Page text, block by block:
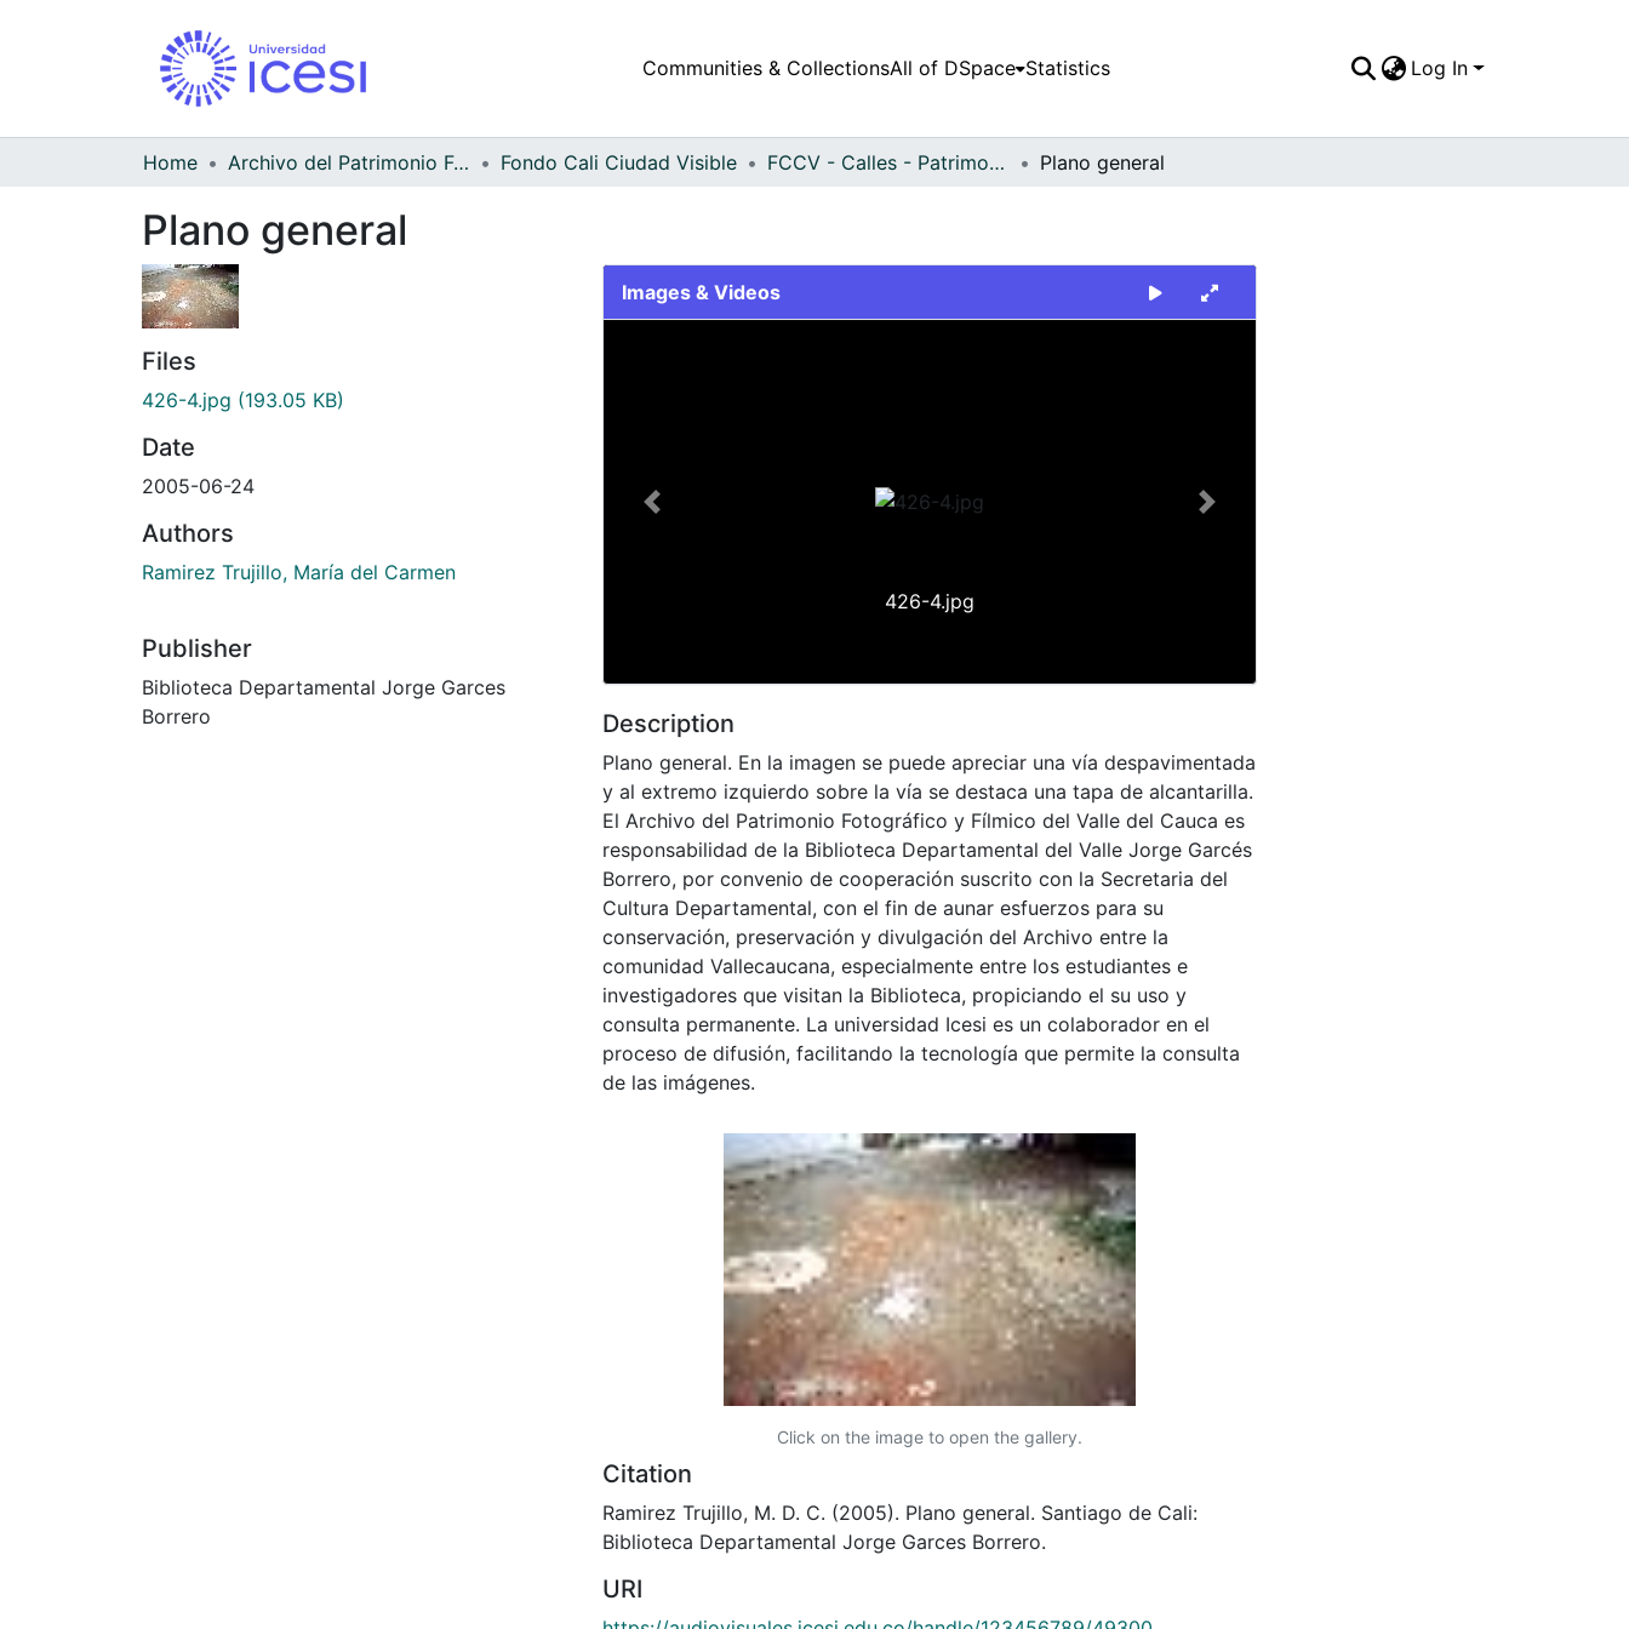
Communities & CollectionsAll of DSpace Statistics Log In
Home Archivo del Patrimonio Fotográfico y Fílmico del Valle del Cauca Fondo Cali Ciudad Visible FCCV - Calles - Patrimonial Plano general
Plano general
Files
426-4.jpg (193.05 KB)
Date
2005-06-24
Authors
Ramirez Trujillo, María del Carmen
Publisher
Biblioteca Departamental Jorge Garces
Borrero
Images & Videos
426-4.jpg
Previous Next
Description
Plano general. En la imagen se puede apreciar una vía despavimentada
y al extremo izquierdo sobre la vía se destaca una tapa de alcantarilla.
El Archivo del Patrimonio Fotográfico y Fílmico del Valle del Cauca es
responsabilidad de la Biblioteca Departamental del Valle Jorge Garcés
Borrero, por convenio de cooperación suscrito con la Secretaria del
Cultura Departamental, con el fin de aunar esfuerzos para su
conservación, preservación y divulgación del Archivo entre la
comunidad Vallecaucana, especialmente entre los estudiantes e
investigadores que visitan la Biblioteca, propiciando el su uso y
consulta permanente. La universidad Icesi es un colaborador en el
proceso de difusión, facilitando la tecnología que permite la consulta
de las imágenes.
Click on the image to open the gallery.
Citation
Ramirez Trujillo, M. D. C. (2005). Plano general. Santiago de Cali:
Biblioteca Departamental Jorge Garces Borrero.
URI